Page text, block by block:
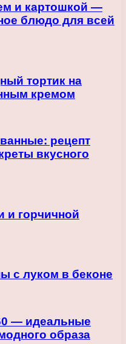
и картошкой —
блюдо для всей
тортик на
кремом
рецепт
вкусного
и горчичной
с луком в беконе
— идеальные
образа